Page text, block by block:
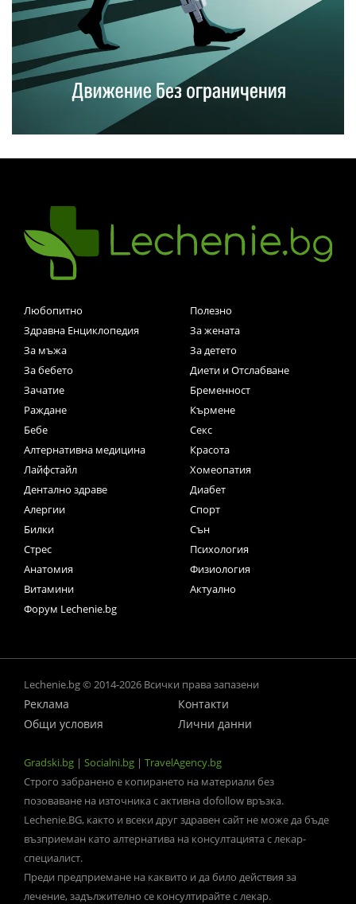
Любопитно
Полезно
Здравна Енциклопедия
За жената
За мъжа
За детето
За бебето
Диети и Отслабване
Зачатие
Бременност
Раждане
Кърмене
Бебе
Секс
Алтернативна медицина
Красота
Лайфстайл
Хомеопатия
Дентално здраве
Диабет
Алергии
Спорт
Билки
Сън
Стрес
Психология
Анатомия
Физиология
Витамини
Актуално
Форум Lechenie.bg
Lechenie.bg © 2014-2026 Всички права запазени
Реклама
Контакти
Общи условия
Лични данни
Gradski.bg | Socialni.bg | TravelAgency.bg
Строго забранено е копирането на материали без
позоваване на източника с активна dofollow връзка.
Lechenie.BG, както и всеки друг здравен сайт не може да бъде
възприеман като алтернатива на консултацията с лекар-
специалист.
Преди предприемане на каквито и да било действия за
лечение, задължително се консултирайте с лекар.